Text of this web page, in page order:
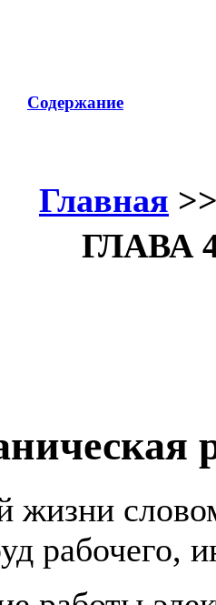
Содержание
Главная
ГЛАВА
жизни
рабочего,